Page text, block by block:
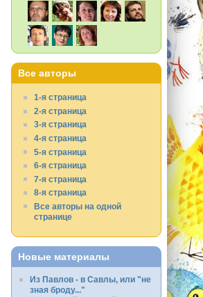
Все авторы
1-я страница
2-я страница
3-я страница
4-я страница
5-я страница
6-я страница
7-я страница
8-я страница
Все авторы на одной
странице
Новые материалы
Из Павлов - в Савлы, или "не
зная броду..."